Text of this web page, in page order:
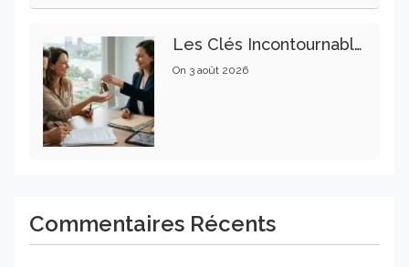
Les Clés Incontournables Pour Réussir Vos Transactions Immobilières
On 3 août 2026
Commentaires Récents